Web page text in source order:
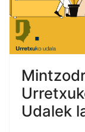
Udalek